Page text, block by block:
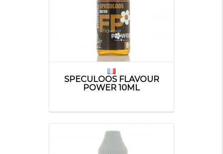
SPECULOOS FLAVOUR
POWER 10ML